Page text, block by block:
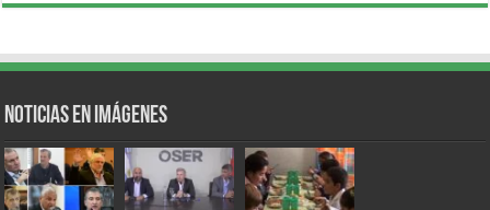
Noticias en Imágenes